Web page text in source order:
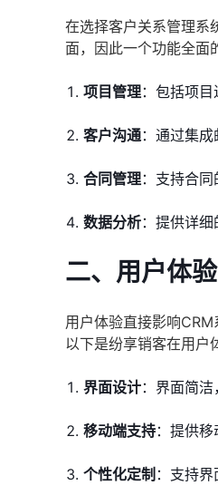
在选择客户关系管理系
面，因此一个功能全面
项目管理：包括项
客户沟通：通过集成
合同管理：支持合
数据分析：提供详
二、用户体验
用户体验直接影响
以下是纷享销客在用户
界面设计：界面简洁
移动端支持：提供
个性化定制 ：支持